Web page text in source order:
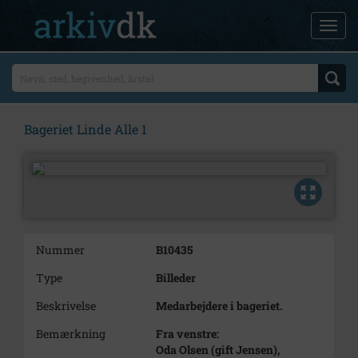
Bageriet Linde Alle 1
Nummer
B10435
Type
Billeder
Beskrivelse
Medarbejdere i bageriet.
Bemærkning
Fra venstre:
Oda Olsen (gift Jensen),